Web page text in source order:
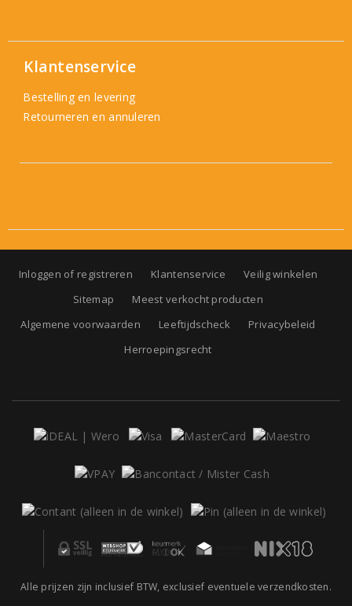
Klantenservice
Bestelling en levering
Retourneren en annuleren
Inloggen of registreren Klantenservice
Veilig winkelen
Sitemap
Meest verkocht producten
Algemene voorwaarden
Leeftijdscheck
Privacybeleid
Herroepingsrecht
Alle prijzen zijn inclusief BTW, exclusief eventuele verzendkosten.